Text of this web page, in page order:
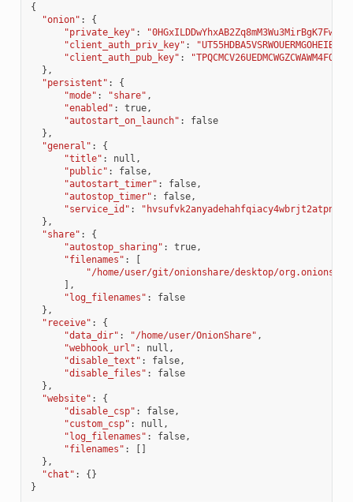
{
"onion" :
{
"private_key" :
"client_auth_priv_key" :
"client_auth_pub_key" :
},
"persistent" :
{
"mode" : "share" ,
"enabled" : true,
"autostart_on_launch" :
false
},
"general" :
{
"title" : null ,
"public" : false,
"autostart_timer" : false,
"autostop_timer" : false,
"service_id" :
},
"share" :
{
"autostop_sharing" : true,
"filenames" :
[
"/home/user/git/onionshare/desktop/
],
"log_filenames" :
false
},
"receive" :
{
"data_dir" : "/home/user/OnionShare" ,
"webhook_url" : null ,
"disable_text" : false,
"disable_files" :
false
},
"website" :
{
"disable_csp" : false,
"custom_csp" : null ,
"log_filenames" : false,
"filenames" :
[]
},
"chat" :
{}
}